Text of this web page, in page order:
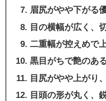
眉尻がやや下がる
目の横幅が広く、
二重幅が控えめで
黒目がちで艶のあ
目尻がやや上がり
目頭の形が丸く、